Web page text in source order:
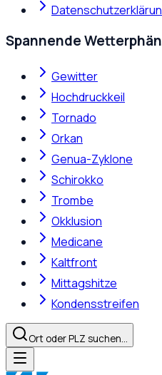
Spannende
Gewitter
Hochdruckkeil
Tornado
Orkan
Genua-Zyklone
Schirokko
Trombe
Okklusion
Medicane
Kaltfront
Mittagshitze
Kondensstreifen
Ort oder PLZ suchen…